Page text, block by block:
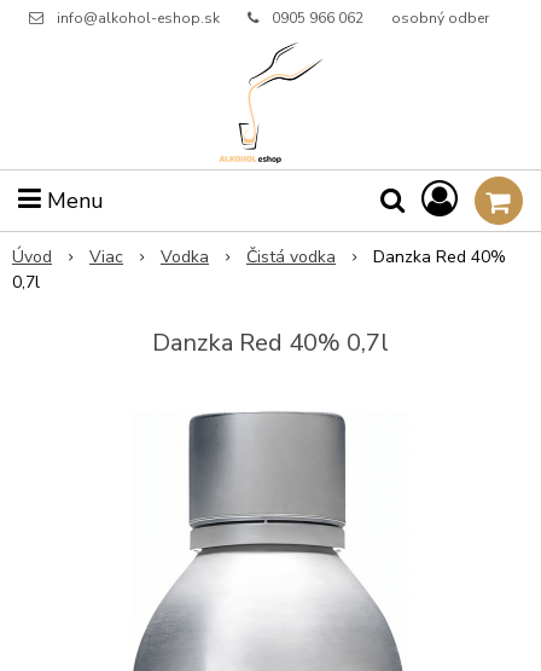
info@alkohol-eshop.sk 0905 966 062 osobný odber
Menu
Úvod Viac Vodka Čistá vodka
Danzka Red 40%
0,7l
Danzka Red 40% 0,7l